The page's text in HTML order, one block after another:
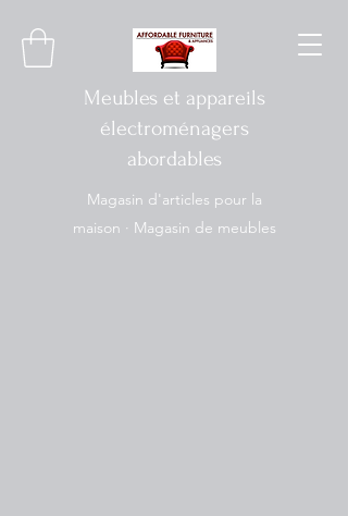
Meubles et appareils
électroménagers
abordables
Magasin d'articles pour la
maison · Magasin de meubles